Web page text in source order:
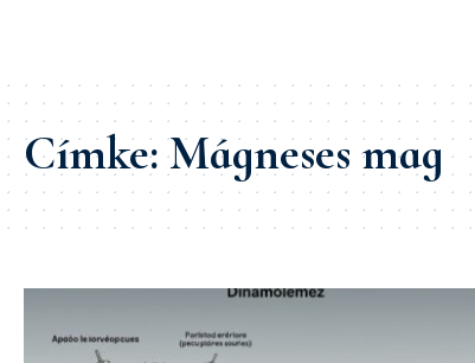
Címke:Mágneses mag